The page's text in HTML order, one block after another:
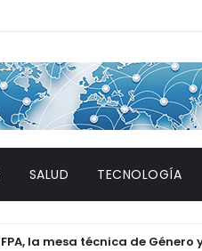
SALUD TECNOLOGÍA
técnica de Género y